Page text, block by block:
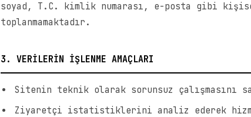
soyad, T.C. kimlik numarası, e-posta gibi
toplanmamaktadır.
3. VERİLERİN İŞLENME AMAÇLARI
Sitenin teknik olarak sorunsuz çalışmasını
Ziyaretçi istatistiklerini analiz ederek